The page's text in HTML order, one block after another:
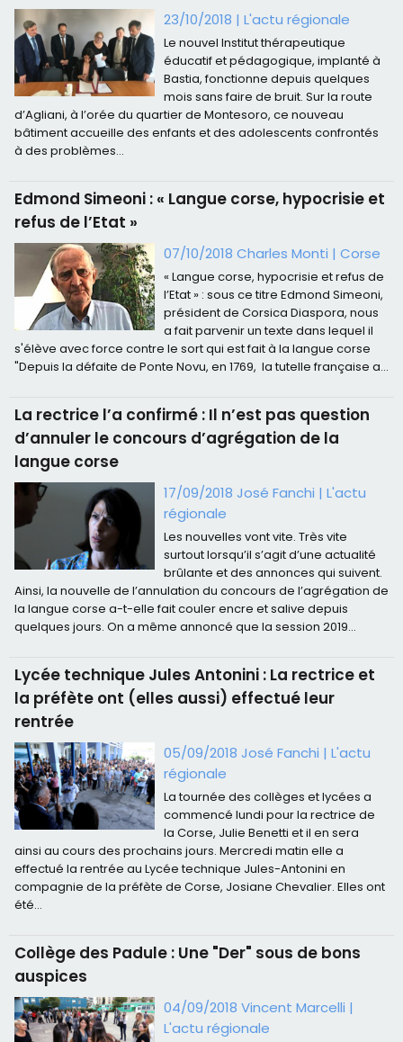
23/10/2018 |L'actu régionale
Le nouvel Institut thérapeutique
éducatif et pédagogique, implanté à
Bastia, fonctionne depuis quelques
mois sans faire de bruit. Sur la route
d’Agliani, à l’orée du quartier de Montesoro, ce nouveau
bâtiment accueille des enfants et des adolescents confrontés
à des problèmes...
Edmond Simeoni : « Langue corse, hypocrisie et
refus de l’Etat »
07/10/2018Charles Monti |Corse
« Langue corse, hypocrisie et refus de
l’Etat » : sous ce titre Edmond Simeoni,
président de Corsica Diaspora, nous
a fait parvenir un texte dans lequel il
s'élève avec force contre le sort qui est fait à la langue corse
"Depuis la défaite de Ponte Novu, en 1769, la tutelle française a...
La rectrice l’a confirmé : Il n’est pas question
d’annuler le concours d’agrégation de la
langue corse
17/09/2018 José Fanchi |L'actu
régionale
Les nouvelles vont vite. Très vite
surtout lorsqu’il s’agit d’une actualité
brûlante et des annonces qui suivent.
Ainsi, la nouvelle de l’annulation du concours de l’agrégation de
la langue corse a-t-elle fait couler encre et salive depuis
quelques jours. On a même annoncé que la session 2019...
Lycée technique Jules Antonini : La rectrice et
la préfète ont (elles aussi) effectué leur
rentrée
05/09/2018 José Fanchi |L'actu
régionale
La tournée des collèges et lycées a
commencé lundi pour la rectrice de
la Corse, Julie Benetti et il en sera
ainsi au cours des prochains jours. Mercredi matin elle a
effectué la rentrée au Lycée technique Jules-Antonini en
compagnie de la préfète de Corse, Josiane Chevalier. Elles ont
été...
Collège des Padule : Une "Der" sous de bons
auspices
04/09/2018 Vincent Marcelli |
L'actu régionale